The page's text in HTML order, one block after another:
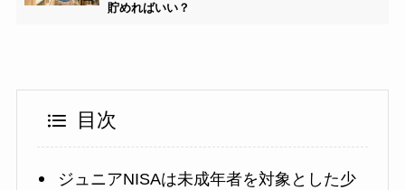
貯めればいい？
目次
ジュニアNISAは未成年者を対象とした少